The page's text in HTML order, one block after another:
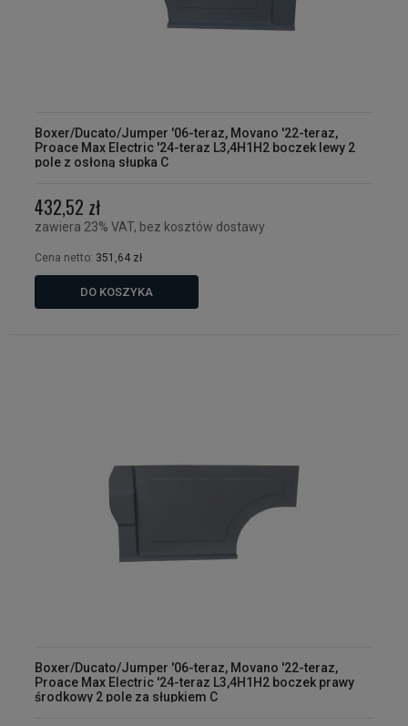
Boxer/Ducato/Jumper '06-teraz, Movano '22-teraz,
Proace Max Electric '24-teraz L3,4H1H2 boczek lewy 2
pole z osłoną słupka C
432,52 zł
zawiera 23% VAT, bez kosztów dostawy
Cena netto: 351,64 zł
DO KOSZYKA
Boxer/Ducato/Jumper '06-teraz, Movano '22-teraz,
Proace Max Electric '24-teraz L3,4H1H2 boczek prawy
środkowy 2 pole za słupkiem C